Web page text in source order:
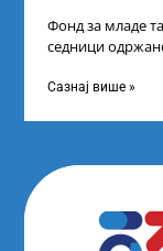
Фонд за младе
седници
Сазнај више »